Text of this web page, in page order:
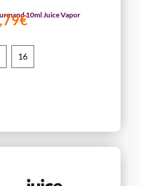
10ml Juice Vapor
€
16